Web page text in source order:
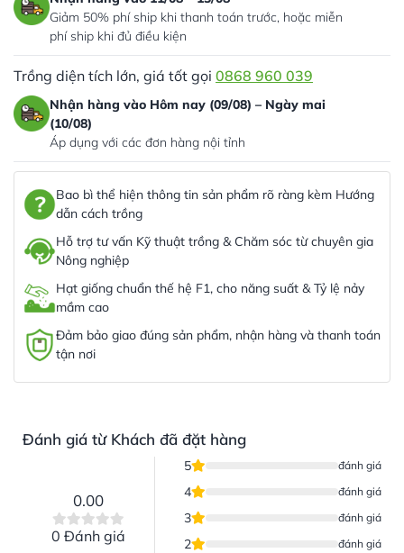
Giảm 50% phí ship khi thanh toán trước, hoặc miễn
phí ship khi đủ điều kiện
Trồng diện tích lớn, giá tốt gọi 0868 960 039
Nhận hàng vào Hôm nay (09/08) – Ngày mai
(10/08)
Áp dụng với các đơn hàng nội tỉnh
Bao bì thể hiện thông tin sản phẩm rõ ràng kèm Hướng
dẫn cách trồng
Hỗ trợ tư vấn Kỹ thuật trồng & Chăm sóc từ chuyên gia
Nông nghiệp
Hạt giống chuẩn thế hệ F1, cho năng suất & Tỷ lệ nảy
mầm cao
Đảm bảo giao đúng sản phẩm, nhận hàng và thanh toán
tận nơi
Đánh giá từ Khách đã đặt hàng
0.00
0 Đánh giá
5 đánh giá
4 đánh giá
3 đánh giá
2 đánh giá